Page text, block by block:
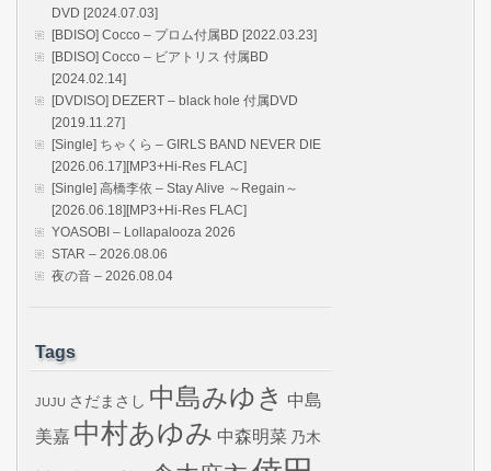
DVD [2024.07.03]
[BDISO] Cocco – プロム付属BD [2022.03.23]
[BDISO] Cocco – ビアトリス 付属BD
[2024.02.14]
[DVDISO] DEZERT – black hole 付属DVD
[2019.11.27]
[Single] ちゃくら – GIRLS BAND NEVER DIE
[2026.06.17][MP3+Hi-Res FLAC]
[Single] 高橋李依 – Stay Alive ～Regain～
[2026.06.18][MP3+Hi-Res FLAC]
YOASOBI – Lollapalooza 2026
STAR – 2026.08.06
夜の音 – 2026.08.04
Tags
JUJU さだまさし 中島みゆき 中島
美嘉 中村あゆみ 中森明菜 乃木